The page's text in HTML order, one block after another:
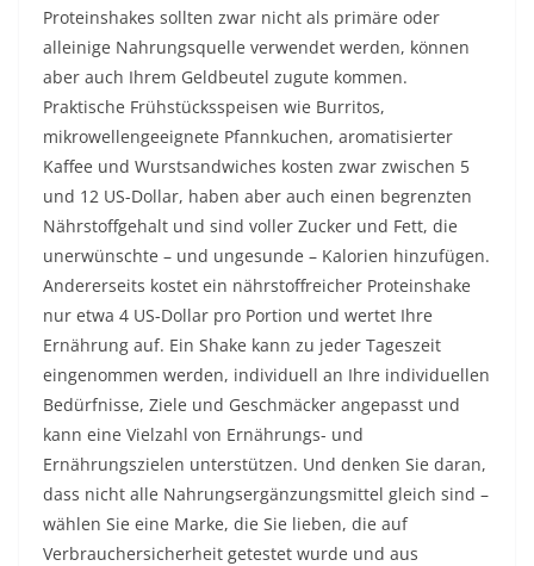
Proteinshakes sollten zwar nicht als primäre oder
alleinige Nahrungsquelle verwendet werden, können
aber auch Ihrem Geldbeutel zugute kommen.
Praktische Frühstücksspeisen wie Burritos,
mikrowellengeeignete Pfannkuchen, aromatisierter
Kaffee und Wurstsandwiches kosten zwar zwischen 5
und 12 US-Dollar, haben aber auch einen begrenzten
Nährstoffgehalt und sind voller Zucker und Fett, die
unerwünschte – und ungesunde – Kalorien hinzufügen.
Andererseits kostet ein nährstoffreicher Proteinshake
nur etwa 4 US-Dollar pro Portion und wertet Ihre
Ernährung auf. Ein Shake kann zu jeder Tageszeit
eingenommen werden, individuell an Ihre individuellen
Bedürfnisse, Ziele und Geschmäcker angepasst und
kann eine Vielzahl von Ernährungs- und
Ernährungszielen unterstützen. Und denken Sie daran,
dass nicht alle Nahrungsergänzungsmittel gleich sind –
wählen Sie eine Marke, die Sie lieben, die auf
Verbrauchersicherheit getestet wurde und aus